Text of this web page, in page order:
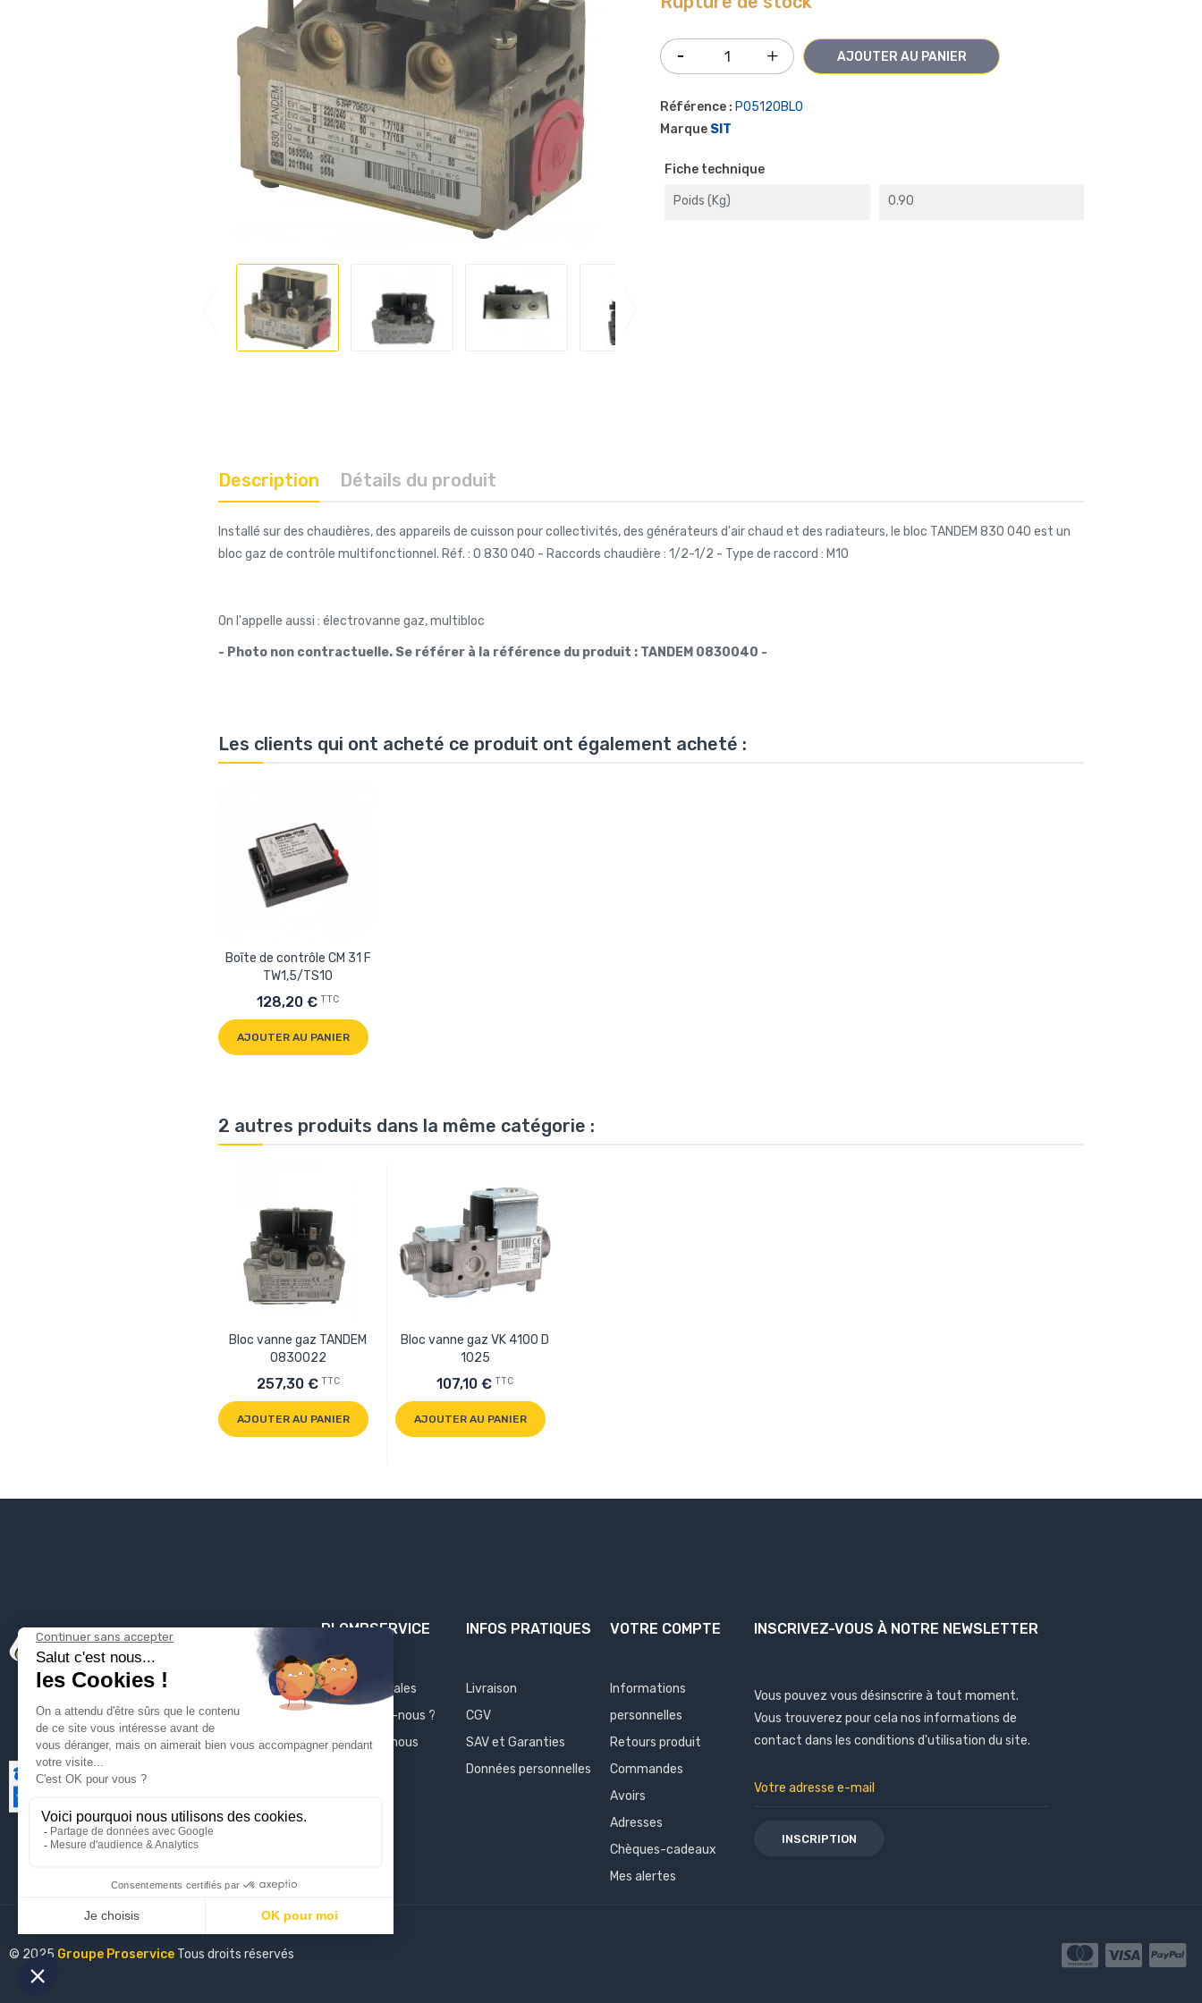
AJOUTER AU PANIER
Référence : P05120BLO
Marque SIT
Fiche technique
Poids (kg) 0.90
Description Détails du produit
Installé sur des chaudières, des appareils de cuisson pour collectivités, des générateurs d'air chaud et des radiateurs, le bloc TANDEM 830 040 est un
bloc gaz de contrôle multifonctionnel. Réf. : 0 830 040 - Raccords chaudière : 1/2-1/2 - Type de raccord : M10
On l'appelle aussi : électrovanne gaz, multibloc
- Photo non contractuelle. Se référer à la référence du produit : TANDEM 0830040 -
Les clients qui ont acheté ce produit ont également acheté :
Boîte de contrôle CM 31 F
TW1,5/TS10
128,20 € TTC
AJOUTER AU PANIER
2 autres produits dans la même catégorie :
Bloc vanne gaz TANDEM
0830022
257,30 € TTC
AJOUTER AU PANIER
Bloc vanne gaz VK 4100 D
1025
107,10 € TTC
AJOUTER AU PANIER
PLOMBSERVICE
Mentions légales
Qui sommes-nous ?
Contactez-nous
INFOS PRATIQUES
Livraison
CGV
SAV et Garanties
Données personnelles
VOTRE COMPTE
Informations
personnelles
Retours produit
Commandes
Avoirs
Adresses
Chèques-cadeaux
Mes alertes
INSCRIVEZ-VOUS À NOTRE NEWSLETTER
Vous pouvez vous désinscrire à tout moment.
Vous trouverez pour cela nos informations de
contact dans les conditions d'utilisation du site.
© 2025 Groupe Proservice Tous droits réservés